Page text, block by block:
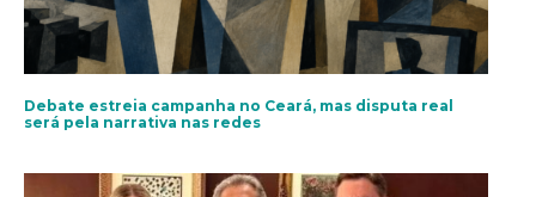
Debate estreia campanha no Ceará, mas disputa real
será pela narrativa nas redes